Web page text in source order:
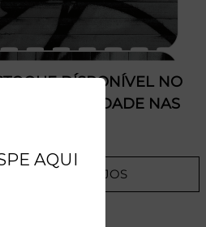
DÍSPONÍVEL NO
DISPONIBILIDADE NAS
LISTA DE DESEJOS